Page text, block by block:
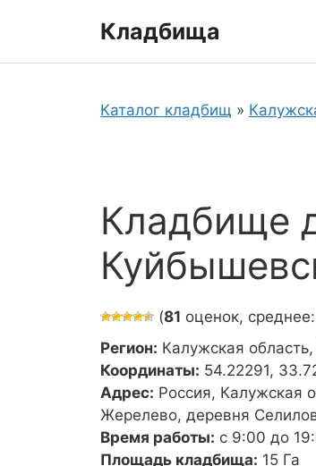
Кладбища
Каталог кладбищ »
Кладбище
(81 оценок, среднее:
Регион: Калужская
Координаты: 54.22291,
Адрес: Россия, Калужская
Жерелево, деревня
Время работы: с 9:00 до
Площадь кладбища: 15 Га